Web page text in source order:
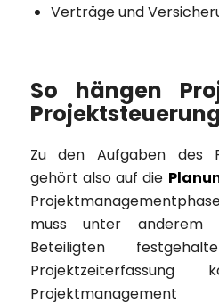
Verträge und
So hängen
Zu den Aufgaben des
gehört also auf die
muss unter
Beteiligten